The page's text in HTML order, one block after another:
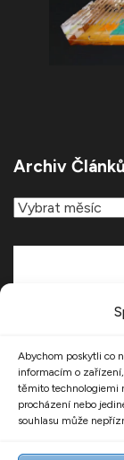
Abychom poskytli co
informacím o
těmito technologiemi
procházení nebo
souhlasu může
Archiv Článků
Archiv